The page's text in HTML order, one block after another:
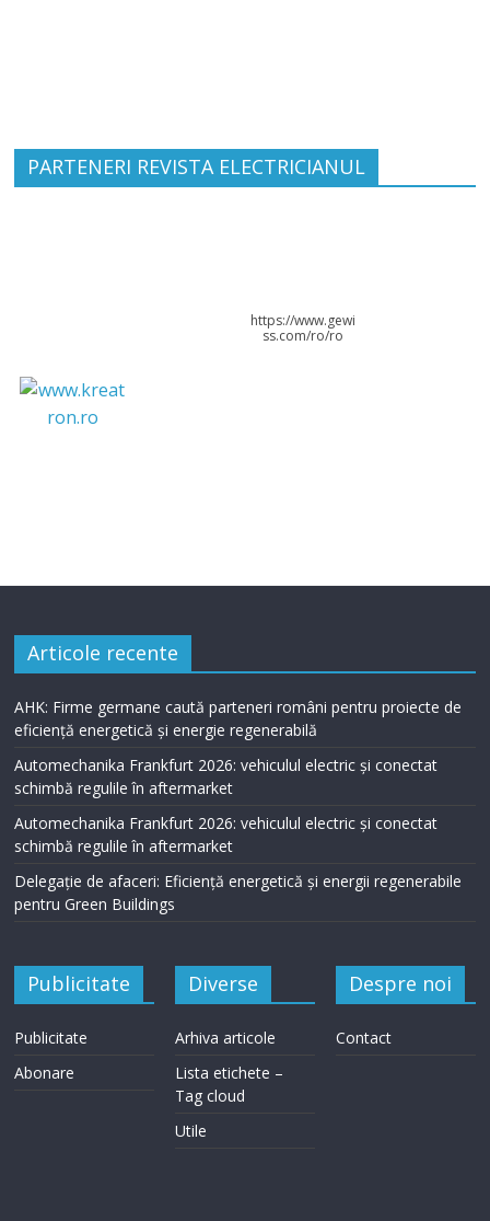
PARTENERI REVISTA ELECTRICIANUL
https://www.gewi
ss.com/ro/ro
Articole recente
AHK: Firme germane caută parteneri români pentru proiecte de
eficiență energetică și energie regenerabilă
Automechanika Frankfurt 2026: vehiculul electric și conectat
schimbă regulile în aftermarket
Automechanika Frankfurt 2026: vehiculul electric și conectat
schimbă regulile în aftermarket
Delegație de afaceri: Eficiență energetică și energii regenerabile
pentru Green Buildings
Publicitate
Publicitate
Abonare
Diverse
Arhiva articole
Lista etichete –
Tag cloud
Utile
Despre noi
Contact